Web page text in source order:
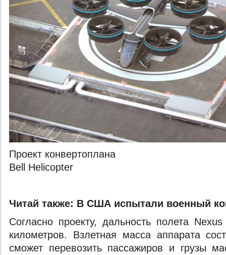
Проект конвертоплана
Bell Helicopter
Читай также: В США испытали военный
Согласно проекту, дальность полета
километров. Взлетная масса аппарата
сможет перевозить пассажиров и грузы